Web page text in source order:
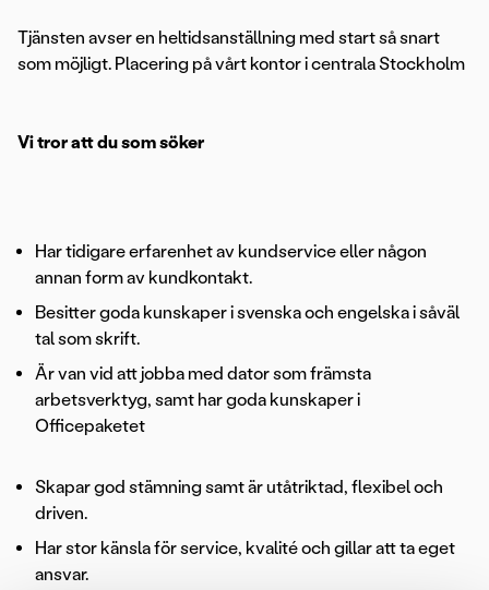
Tjänsten avser en heltidsanställning med start så snart
som möjligt. Placering på vårt kontor i centrala Stockholm
Vi tror att du som söker
Har tidigare erfarenhet av kundservice eller någon
annan form av kundkontakt.
Besitter goda kunskaper i svenska och engelska i såväl
tal som skrift.
Är van vid att jobba med dator som främsta
arbetsverktyg, samt har goda kunskaper i
Officepaketet
Skapar god stämning samt är utåtriktad, flexibel och
driven.
Har stor känsla för service, kvalité och gillar att ta eget
ansvar.